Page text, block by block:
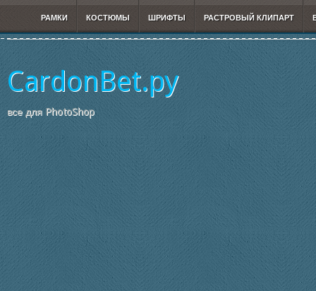
РАМКИ КОСТЮМЫ ШРИФТЫ РАСТРОВЫЙ КЛИПАРТ
CardonBet.ру
все для PhotoShop